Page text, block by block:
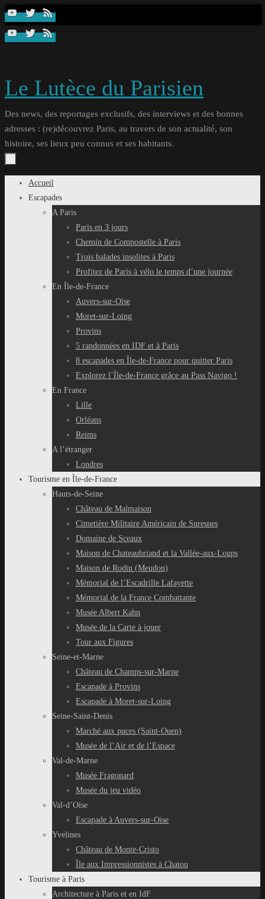
Passer
contenu
Le Lutèce du Parisien
Des news, des reportages exclusifs, des interviews et des bonnes
adresses : (re)découvrez Paris, au travers de son actualité, son
histoire, ses lieux peu connus et ses habitants.
Passer
Accueil
Escapades
A Paris
Paris en 3 jours
Chemin de Compostelle à Paris
Trois balades insolites à Paris
Profitez de Paris à vélo le temps d’une journée
En Île-de-France
Auvers-sur-Oise
Moret-sur-Loing
Provins
5 randonnées en IDF et à Paris
8 escapades en Île-de-France pour quitter Paris
Explorez l’Île-de-France grâce au Pass Navigo !
En France
Lille
Orléans
Reims
A l’étranger
Londres
Tourisme en Île-de-France
Hauts-de-Seine
Château de Malmaison
Cimetière Militaire Américain de Suresnes
Domaine de Sceaux
Maison de Chateaubriand et la Vallée-aux-Loups
Maison de Rodin (Meudon)
Mémorial de l’Escadrille Lafayette
Mémorial de la France Combattante
Musée Albert Kahn
Musée de la Carte à jouer
Tour aux Figures
Seine-et-Marne
Château de Champs-sur-Marne
Escapade à Provins
Escapade à Moret-sur-Loing
Seine-Saint-Denis
Marché aux puces (Saint-Ouen)
Musée de l’Air et de l’Espace
Val-de-Marne
Musée Fragonard
Musée du jeu vidéo
Val-d’Oise
Escapade à Auvers-sur-Oise
Yvelines
Château de Monte-Cristo
Île aux Impressionnistes à Chatou
Tourisme à Paris
Architecture à Paris et en IdF